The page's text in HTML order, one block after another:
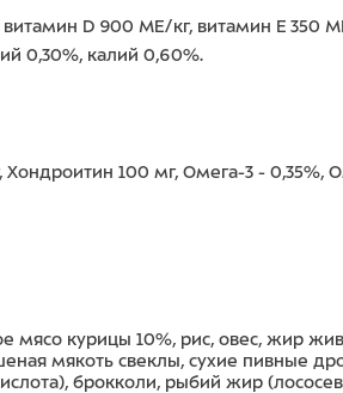
D 900 ME/кг, витамин E 350
0,30%, калий 0,60%.
100 мг, Омега-3 - 0,35%,
курицы 10%, рис, овес, жир
мякоть свеклы, сухие пивные
брокколи, рыбий жир